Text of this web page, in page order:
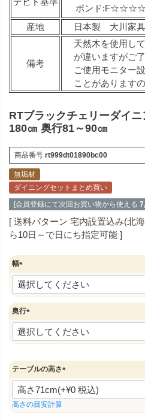
ボンド:F☆☆☆☆
産地
日本製 大川家具
備考
天然木を使用し
が違いますがご
ご使用モニター
ことがあります
RTブラックチェリーダイ
180㎝ 奥行81～90㎝
商品番号 rt999dt01890bc00
無垢材
ダイニングセットまとめ買い
[会員登録にて次回お買い物から使える
送料パターン 宅内設置込み(北
ら10日～で日にち指定可能
幅
(
必
須
)
奥行
(
必
須
テーブルの高さ
(
必
)
高さの目安計算